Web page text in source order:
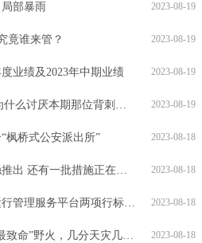
2023-08-19
部暴雨
2023-08-19
竟谁来管？
2023-08-19
业绩及2023年中期业绩
2023-08-19
刺的玩家 || 桌游本质上是朋友间游戏
2023-08-18
枫桥式公安派出所”
2023-08-18
有一批措施正在加紧推动
2023-08-18
服务平台两项行标正式发布
2023-08-18
”野火，几分天灾几分人祸？